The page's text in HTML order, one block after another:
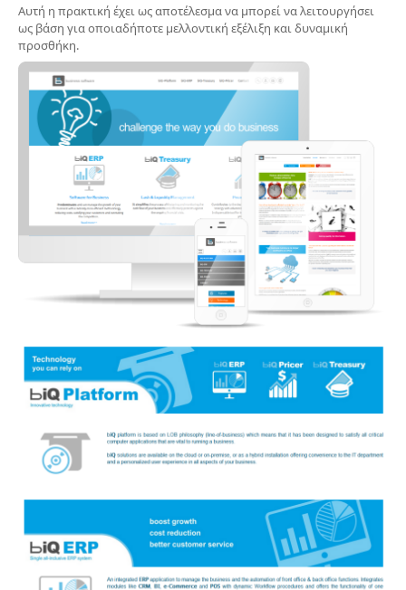
Αυτή η πρακτική έχει ως αποτέλεσμα να μπορεί να λειτουργήσει
ως βάση για οποιαδήποτε μελλοντική εξέλιξη και δυναμική
προσθήκη.